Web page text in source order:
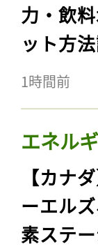
力・飲
ット方
1時間前
エネル
【カナ
ーエル
素ステ